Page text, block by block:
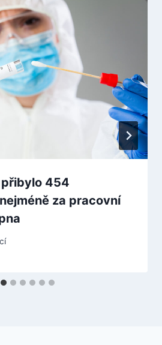
přibylo 454
za pracovní